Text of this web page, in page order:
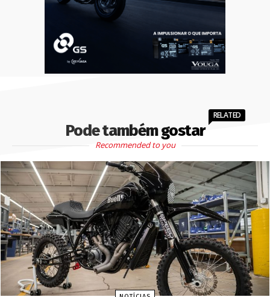
Pode também gostar
RELATED
Recommended to you